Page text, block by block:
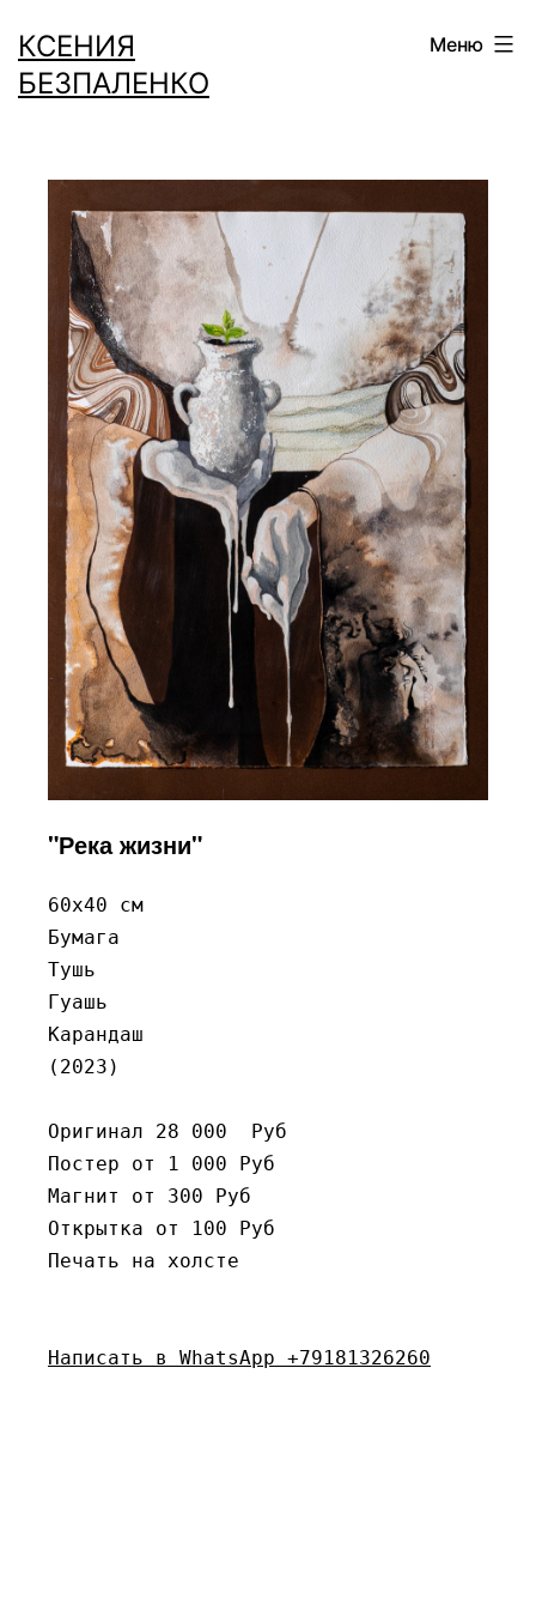
содержимому
КСЕНИЯ
БЕЗПАЛЕНКО
Меню
"Река жизни"
60x40 см
Бумага
Тушь
Гуашь
Карандаш
(2023)
Оригинал 28 000  Руб
Постер от 1 000 Руб
Магнит от 300 Руб
Открытка от 100 Руб
Печать на холсте
Написать в WhatsApp +79181326260